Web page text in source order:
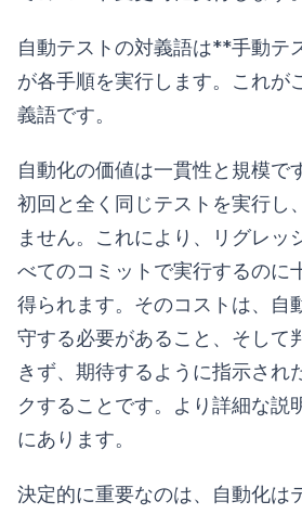
自動テストの対義語は**手動テ
が各手順を実行します。これが
義語です。
自動化の価値は一貫性と規模で
初回と全く同じテストを実行し
ません。これにより、リグレッ
べてのコミットで実行するのに
得られます。そのコストは、自
守する必要があること、そして
きず、期待するように指示され
クすることです。より詳細な説
にあります。
決定的に重要なのは、自動化は